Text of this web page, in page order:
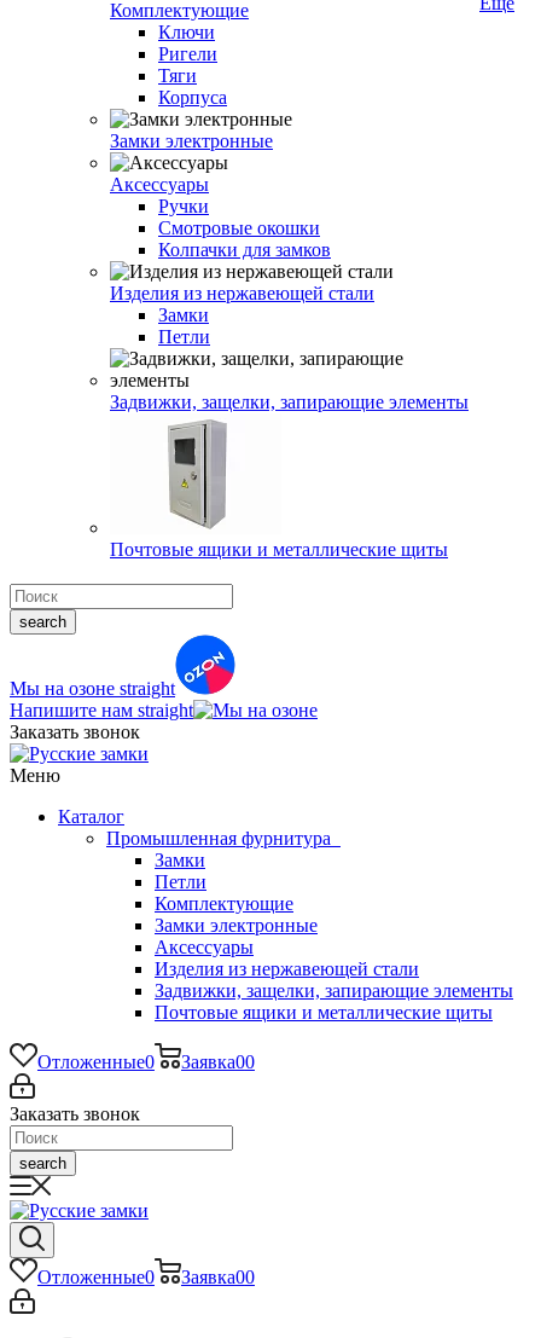
Комплектующие
Ключи
Ригели
Тяги
Корпуса
Замки электронные
Аксессуары
Ручки
Смотровые окошки
Колпачки для замков
Изделия из нержавеющей стали
Замки
Петли
Задвижки, защелки, запирающие элементы
Почтовые ящики и металлические щиты
search
Мы на озоне straight
Напишите нам straight
Заказать звонок
Меню
Каталог
Промышленная фурнитура
Замки
Петли
Комплектующие
Замки электронные
Аксессуары
Изделия из нержавеющей стали
Задвижки, защелки, запирающие элементы
Почтовые ящики и металлические щиты
Отложенные0 Заявка00
Заказать звонок
search
Отложенные0 Заявка00